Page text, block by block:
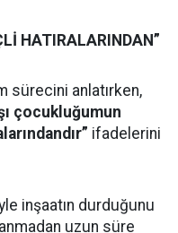
HATIRALARINDAN”
sürecini anlatırken,
çocukluğumun
ifadelerini
inşaatın durduğunu
uzun süre